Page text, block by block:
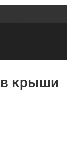
крыши